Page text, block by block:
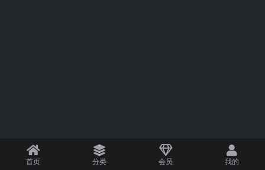
首页 分类 会员 我的